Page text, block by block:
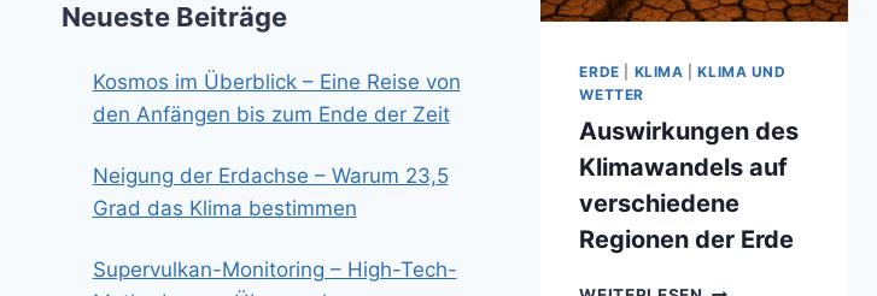
ERDE KLIMA |KLIMA UND
WETTER
Auswirkungen des
Klimawandels auf
verschiedene
Regionen der Erde
AUSWIRKUNGEN
Neueste Beiträge
Kosmos im Überblick – Eine Reise von
den Anfängen bis zum Ende der Zeit
Neigung der Erdachse – Warum 23,5
Grad das Klima bestimmen
Supervulkan-Monitoring – High-Tech-